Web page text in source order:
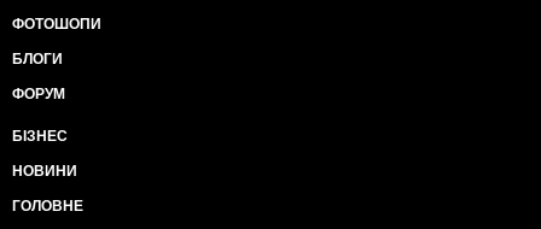
ФОТОШОПИ
БЛОГИ
ФОРУМ
БІЗНЕС
НОВИНИ
ГОЛОВНЕ